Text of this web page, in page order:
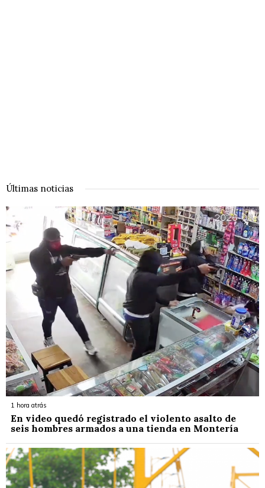
Últimas noticias
1 hora atrás
En video quedó registrado el violento asalto de
seis hombres armados a una tienda en Montería